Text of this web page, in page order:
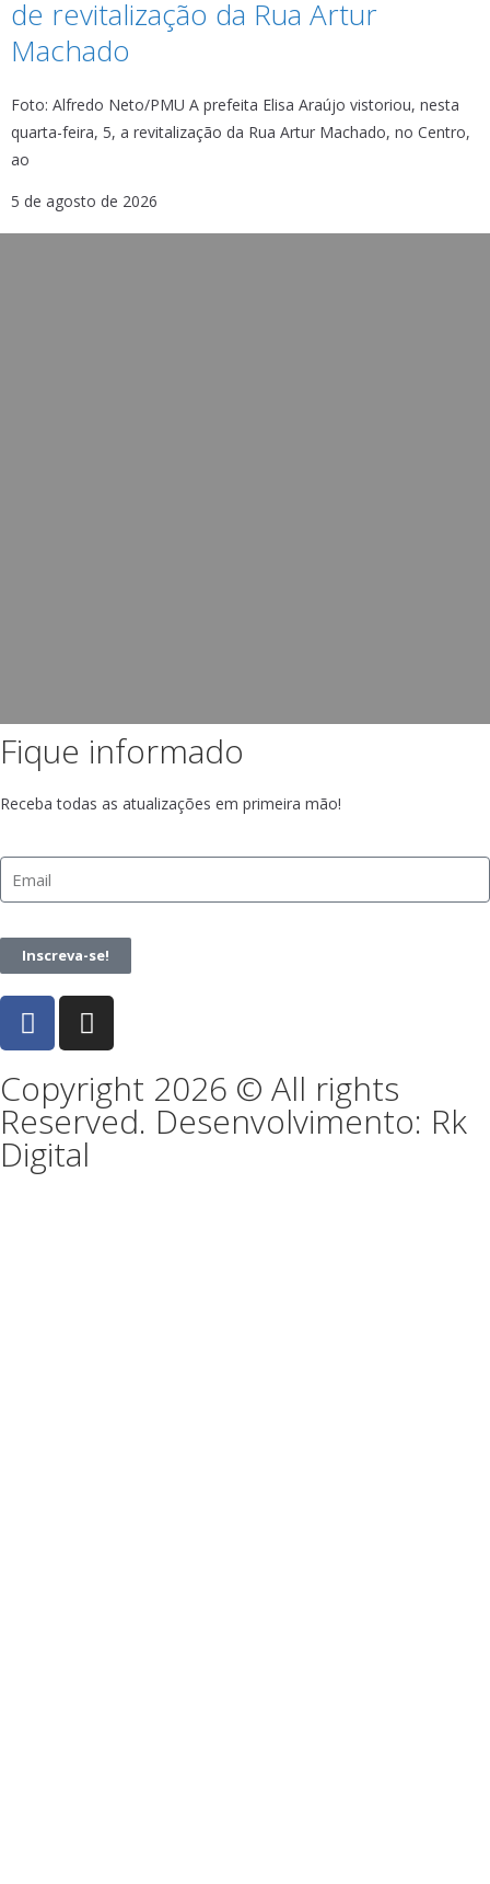
de revitalização da Rua Artur
Machado
Foto: Alfredo Neto/PMU A prefeita Elisa Araújo vistoriou, nesta
quarta-feira, 5, a revitalização da Rua Artur Machado, no Centro,
ao
5 de agosto de 2026
Fique informado
Receba todas as atualizações em primeira mão!
Inscreva-se!
Copyright 2026 © All rights
Reserved. Desenvolvimento: Rk
Digital